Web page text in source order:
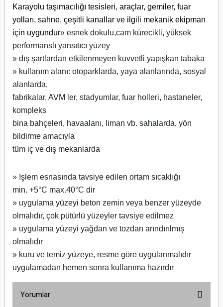
Karayolu taşımacılığı tesisleri, araçlar, gemiler, fuar
yolları, sahne, çeşitli kanallar ve ilgili mekanik ekipman
için uygundur» esnek dokulu,cam kürecikli, yüksek
performanslı yansıtıcı yüzey
» dış şartlardan etkilenmeyen kuvvetli yapışkan tabaka
» kullanım alanı: otoparklarda, yaya alanlarında, sosyal
alanlarda,
fabrikalar, AVM ler, stadyumlar, fuar holleri, hastaneler,
kompleks
bina bahçeleri, havaalanı, liman vb. sahalarda, yön
bildirme amacıyla
tüm iç ve dış mekanlarda
» Işlem esnasında tavsiye edilen ortam sıcaklığı
min. +5°C max.40°C dir
» uygulama yüzeyi beton zemin veya benzer yüzeyde
olmalıdır, çok pütürlü yüzeyler tavsiye edilmez
» uygulama yüzeyi yağdan ve tozdan arındırılmış
olmalıdır
» kuru ve temiz yüzeye, resme göre uygulanmalıdır
uygulamadan hemen sonra kullanıma hazırdır
Yorumlar